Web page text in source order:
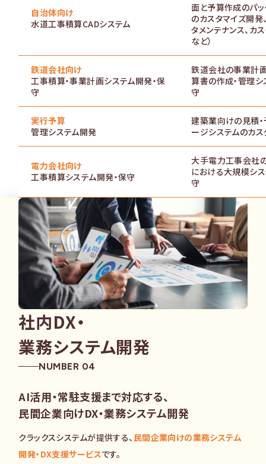
自治体向け
水道工事積算CADシステム
面と予算作成のパ
のカスタマイズ開発
タメンテナンス、カ
など）
鉄道会社向け
工事積算・事業計画システム開発・保
守
鉄道会社の事業計
算書の作成・管理シ
守
実行予算
管理システム開発
建築業向けの見積
ージシステムのカ
電力会社向け
工事積算システム開発・保守
大手電力工事会社
における大規模シ
守
社内DX・
業務システム開発
NUMBER 04
AI活用・常駐支援まで対応する、
民間企業向けDX・業務システム開発
クラックスシステムが提供する、民間企業向けの業務システム
開発・DX支援サービスです。